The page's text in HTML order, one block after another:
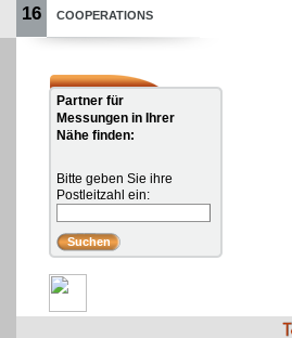
16 COOPERATIONS
Partner für
Messungen in Ihrer
Nähe finden:
Bitte geben Sie ihre
Postleitzahl ein: